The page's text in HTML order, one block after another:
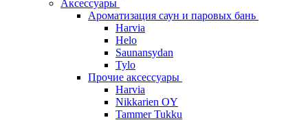
Аксессуары
Ароматизация саун и паровых бань
Harvia
Helo
Saunansydan
Tylo
Прочие аксессуары
Harvia
Nikkarien OY
Tammer Tukku